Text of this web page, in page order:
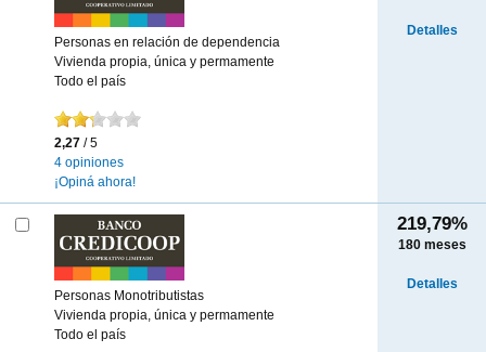
Personas en relación de dependencia
Vivienda propia, única y permamente
Todo el país
2,27 / 5
4 opiniones
¡Opiná ahora!
Detalles
Personas Monotributistas
Vivienda propia, única y permamente
Todo el país
219,79%
180meses
Detalles